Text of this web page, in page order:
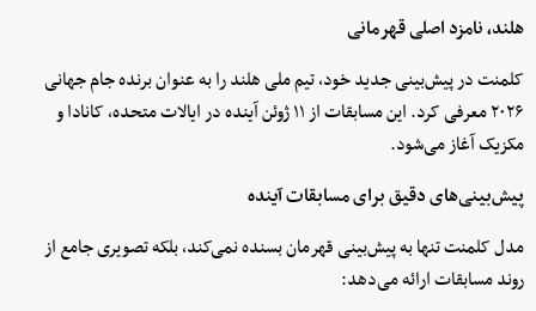
هلند، نامزد اصلی قهرمانی
کلمنت در پیش‌بینی جدید خود، تیم ملی هلند را به عنوان برنده جام جهانی
۲۰۲۶ معرفی کرد. این مسابقات از ۱۱ ژوئن آینده در ایالات متحده، کانادا و
مکزیک آغاز می‌شود.
پیش‌بینی‌های دقیق برای مسابقات آینده
مدل کلمنت تنها به پیش‌بینی قهرمان بسنده نمی‌کند، بلکه تصویری جامع از
روند مسابقات ارائه می‌دهد: